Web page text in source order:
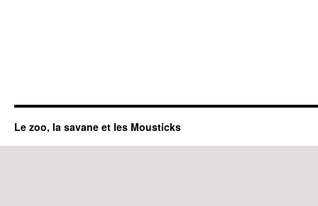
Le zoo, la savane et les Mousticks